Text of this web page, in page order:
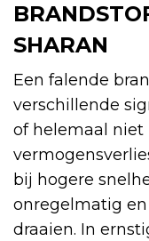
SHARAN
Een falende
verschillende
of helemaal niet
bij hogere
onregelmatig
draaien. In